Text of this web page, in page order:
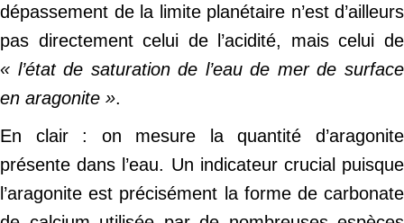
dépassement de la limite planétaire n’est d’ailleurs
pas directement celui de l’acidité, mais celui de
« l’état de saturation de l’eau de mer de surface
en aragonite ».
En clair : on mesure la quantité d’aragonite
présente dans l’eau. Un indicateur crucial puisque
l’aragonite est précisément la forme de carbonate